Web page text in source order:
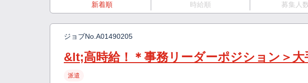
新着順 時給順 募集人
ジョブNo. A01490205
&lt;高時給！＊事務リーダーポジション＞大
派遣